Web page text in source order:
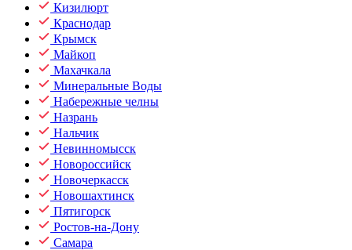
Кизилюрт
Краснодар
Крымск
Майкоп
Махачкала
Минеральные Воды
Набережные челны
Назрань
Нальчик
Невинномысск
Новороссийск
Новочеркасск
Новошахтинск
Пятигорск
Ростов-на-Дону
Самара